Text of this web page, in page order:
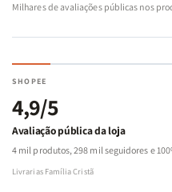
Milhares de avaliações públicas nos
SHOPEE
4,9/5
Avaliação pública da loja
4 mil produtos, 298 mil seguidores e
Livrarias Família Cristã